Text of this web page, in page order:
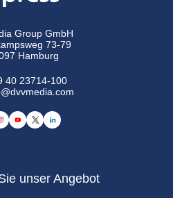
Group GmbH
73-79
Hamburg
40 23714-100
unser Angebot